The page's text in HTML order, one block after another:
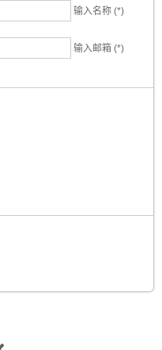
输入名称 (*)
输入邮箱 (*)